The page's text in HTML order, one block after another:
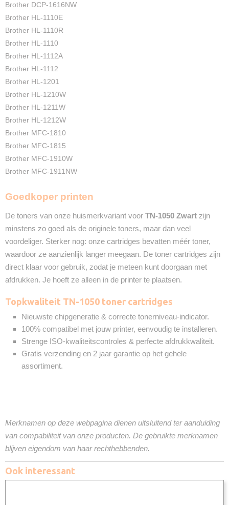
Brother DCP-1616NW
Brother HL-1110E
Brother HL-1110R
Brother HL-1110
Brother HL-1112A
Brother HL-1112
Brother HL-1201
Brother HL-1210W
Brother HL-1211W
Brother HL-1212W
Brother MFC-1810
Brother MFC-1815
Brother MFC-1910W
Brother MFC-1911NW
Goedkoper printen
De toners van onze huismerkvariant voor TN-1050 Zwart zijn
minstens zo goed als de originele toners, maar dan veel
voordeliger. Sterker nog: onze cartridges bevatten méér toner,
waardoor ze aanzienlijk langer meegaan. De toner cartridges zijn
direct klaar voor gebruik, zodat je meteen kunt doorgaan met
afdrukken. Je hoeft ze alleen in de printer te plaatsen.
Topkwaliteit TN-1050 toner cartridges
Nieuwste chipgeneratie & correcte tonerniveau-indicator.
100% compatibel met jouw printer, eenvoudig te installeren.
Strenge ISO-kwaliteitscontroles & perfecte afdrukkwaliteit.
Gratis verzending en 2 jaar garantie op het gehele
assortiment.
Merknamen op deze webpagina dienen uitsluitend ter aanduiding
van compabiliteit van onze producten. De gebruikte merknamen
blijven eigendom van haar rechthebbenden.
Ook interessant